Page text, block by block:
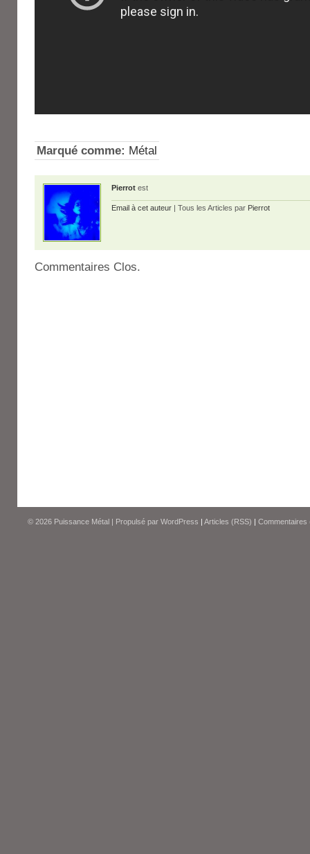
Marqué comme: Métal
Pierrot est
Email à cet auteur | Tous les Articles par Pierrot
Commentaires Clos.
© 2026 Puissance Métal | Propulsé par WordPress | Articles (RSS) | Commentaires